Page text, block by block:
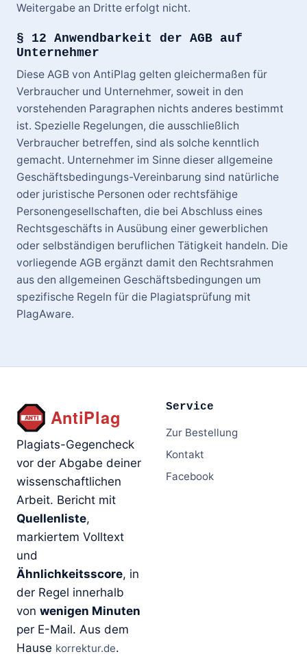
Weitergabe an Dritte erfolgt nicht.
§ 12 Anwendbarkeit der AGB auf
Unternehmer
Diese AGB von AntiPlag gelten gleichermaßen für
Verbraucher und Unternehmer, soweit in den
vorstehenden Paragraphen nichts anderes bestimmt
ist. Spezielle Regelungen, die ausschließlich
Verbraucher betreffen, sind als solche kenntlich
gemacht. Unternehmer im Sinne dieser allgemeine
Geschäftsbedingungs-Vereinbarung sind natürliche
oder juristische Personen oder rechtsfähige
Personengesellschaften, die bei Abschluss eines
Rechtsgeschäfts in Ausübung einer gewerblichen
oder selbständigen beruflichen Tätigkeit handeln. Die
vorliegende AGB ergänzt damit den Rechtsrahmen
aus den allgemeinen Geschäftsbedingungen um
spezifische Regeln für die Plagiatsprüfung mit
PlagAware.
Plagiats-Gegencheck
vor der Abgabe deiner
wissenschaftlichen
Arbeit. Bericht mit
Quellenliste,
markiertem Volltext
und
Ähnlichkeitsscore, in
der Regel innerhalb
von wenigen Minuten
per E-Mail. Aus dem
Hause korrektur.de.
Service
Zur Bestellung
Kontakt
Facebook